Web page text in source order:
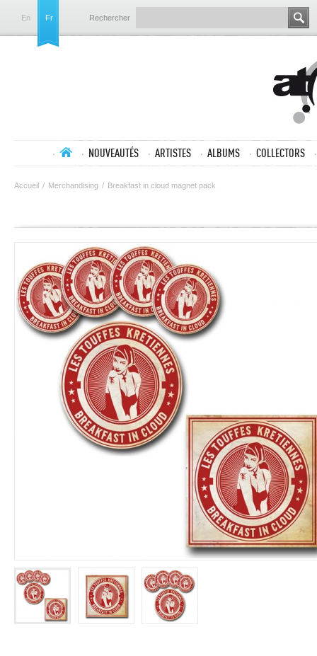
En Fr Rechercher
NOUVEAUTÉS ARTISTES ALBUMS COLLECTORS
Accueil / Merchandising / Breakfast in cloud magnet pack